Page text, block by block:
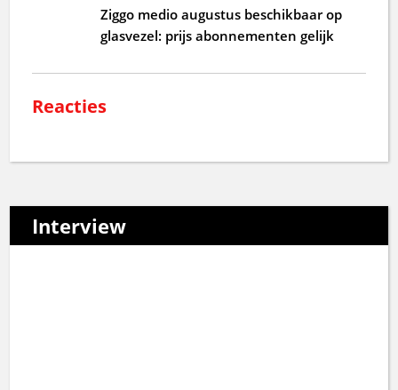
Ziggo medio augustus beschikbaar op
glasvezel: prijs abonnementen gelijk
Reacties
Interview